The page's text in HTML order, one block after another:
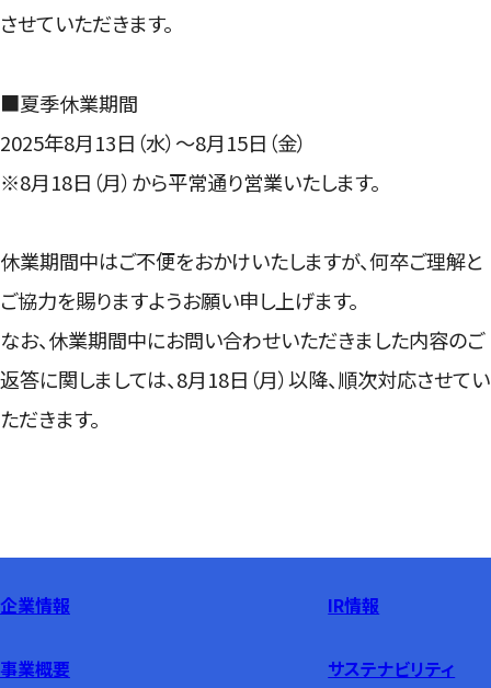
させていただきます。
■夏季休業期間
2025年8月13日（水）～8月15日（金）
※8月18日（月）から平常通り営業いたします。
休業期間中はご不便をおかけいたしますが、何卒ご理解と
ご協力を賜りますようお願い申し上げます。
なお、休業期間中にお問い合わせいただきました内容のご
返答に関しましては、8月18日（月）以降、順次対応させてい
ただきます。
企業情報
事業概要
IR情報
サステナビリティ